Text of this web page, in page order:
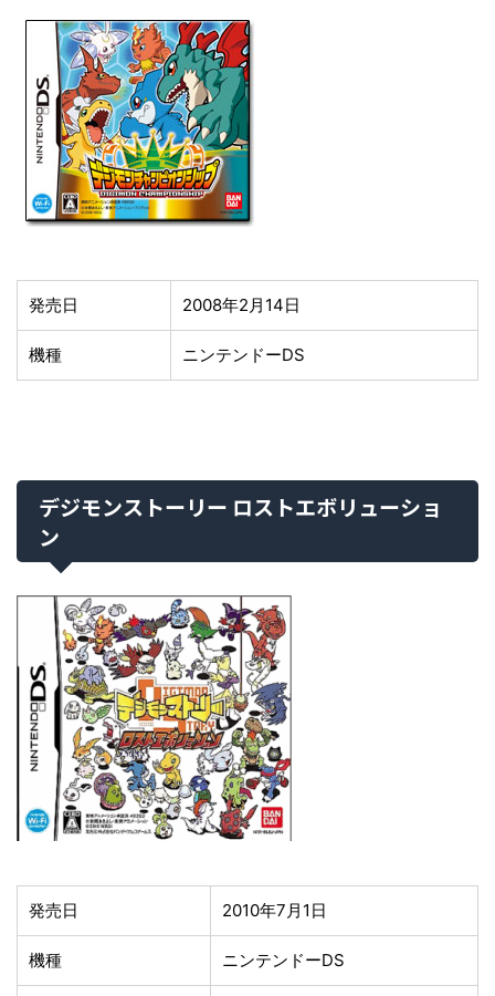
発売日 2008年2月14日
機種 ニンテンドーDS
デジモンストーリー ロストエボリューショ
ン
発売日 2010年7月1日
機種 ニンテンドーDS